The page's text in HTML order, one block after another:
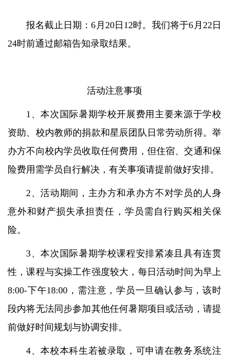
报名截止日期：6月20日12时。我们将于6月22日
24时前通过邮箱告知录取结果。
活动注意事项
1、本次国际暑期学校开展费用主要来源于学校
资助、校内教师的捐款和星辰团队日常劳动所得。举
办方不向校内学员收取任何费用，但住宿、交通和保
险费用需学员自行解决，有关事项请提前做好安排。
2、活动期间，主办方和承办方不对学员的人身
意外和财产损失承担责任，学员需自行购买相关保
险。
3、本次国际暑期学校课程安排紧凑且具有连贯
性，课程与实操工作强度较大，每日活动时间为早上
8:00-下午18:00，需注意，学员一旦确认参与，该时
段内将无法同步参加其他任何暑期项目或活动，请提
前做好时间规划与协调安排。
4、本校本科生若被录取，可申请在教务系统注